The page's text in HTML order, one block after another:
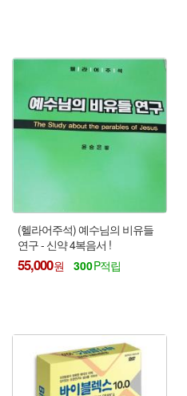
(헬라어주석) 예수님의 비유들
연구 - 신약 4복음서 !
55,000 300